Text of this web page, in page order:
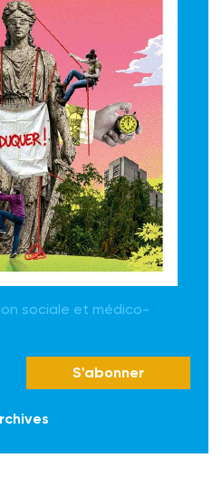
sociale et médico-
S'abonner